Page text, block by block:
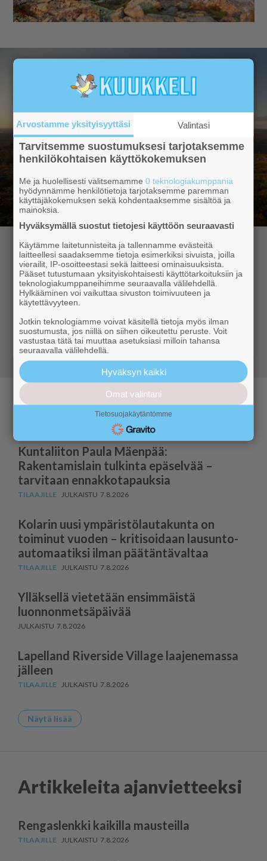
Hyvä lukija,
Kuukkeli tarjoaa sinulle aidosti paikallista uutisointia
ja ajanvietettä – ympärivuotisesti. Tilaa Digi-Kuukkeli
ja tiedät aina, mitä Ylläksellä tapahtuu.
Siirry tilaamaan
Paikallisia uutisia
Kuntaliiton Paula Mäenpää:
Rakentamislain tulkinta epäselvää –
tarvitaan ennakkotapauksia
7.8.2026
Kolarin uusi ympäris­tö­lau­takunta on
toiminut vuoden – kritisoidaan lausun­to­
au­to­maatiksi ilman päätäntävaltaa
7.8.2026
Ylläksellä vietetään ensimmäistä
luonnonmetsäpäivää
7.8.2026
Lapelland Riverside Village laajenemassa
jälleen
7.8.2026
Näytä lisää
Artikkeleita ajanvietteeksi
Rengaslenkki kaikilla mausteilla
7.8.2026
Arvostamme yksityisyyttäsi Valintasi
Tarvitsemme suostumuksesi tarjotaksemme
henkilökohtaisen käyttökokemuksen
Me ja huolellisesti valitsemamme0 teknologiakumppania
hyödynnämme henkilötietoja tarjotaksemme paremman
käyttäjäkokemuksen sekä kohdentaaksemme sisältöä ja
mainoksia.
Hyväksymällä suostut tietojesi käyttöön seuraavasti
Käytämme laitetunnisteita ja tallennamme evästeitä
laitteellesi saadaksemme tietoja esimerkiksi sivuista, joilla
vierailit, IP-osoitteestasi sekä laitteesi ominaisuuksista.
Pääset tutustumaan yksityiskohtaisesti käyttötarkoituksiin ja
teknologiakumppaneihimme seuraavalla välilehdellä.
Hylkääminen voi vaikuttaa sivuston toimivuuteen ja
käytettävyyteen.
Jotkin teknologiamme voivat käsitellä tietoja myös ilman
suostumusta, jos niillä on siihen oikeutettu peruste. Voit
vastustaa tätä tai muuttaa asetuksiasi milloin tahansa
seuraavalla välilehdellä.
Hyväksyn kaikki
Omat valintani
Tietosuojakäytäntömme